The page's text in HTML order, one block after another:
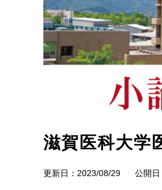
滋賀医科大学
2023/08/29